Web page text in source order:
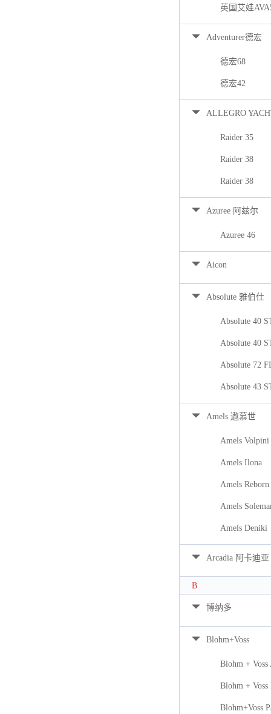
英国艾娃
Adventurer德宏
德宏68
德宏42
ALLEGRO
Raider 35
Raider 38
Raider 38
Azuree 阿兹尔
Azuree 46
Aicon
Absolute 雅伯仕
Absolute 40
Absolute 40
Absolute 72
Absolute 43
Amels 遨慕世
Amels Volpini
Amels Ilona
Amels
Amels
Amels Deniki
Arcadia 阿卡迪亚
B
博纳多
Blohm+Voss
Blohm + Voss
Blohm +
Blohm+Voss